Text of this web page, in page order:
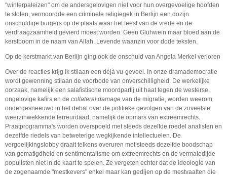
"winterpaleizen" om de andersgelovigen niet voor hun overgevoelige hoofden
te stoten, vermoordde een criminele religiegek in Berlijn een dozijn
onschuldige burgers op de plaats waar het feest van de vrede en de
verdraagzaamheid gevierd moest worden. Geen Glühwein maar bloed aan de
kerstboom in de naam van Allah. Levende waanzin voor dode teksten.
Op de kerstmarkt van Berlijn ging ook de onschuld van Angela Merkel verloren
Over de reacties krijg ik stilaan een déjà vu-gevoel. In onze dramademocratie
wordt gewenning stilaan de voorbode van onverschilligheid. De werkelijke
oorzaak, namelijk een salafistische moordpartij uit haat tegen de westerse
ongelovige kafirs en de collateral damage van de migratie, worden weerom
ondergesneeuwd in het debat over de politieke gevolgen van de zoveelste
weerzinwekkende terreurdaad, namelijk de opmars van extreemrechts.
Praatprogramma's worden overspoeld met steeds dezelfde roedel analisten en
dezelfde riedels van betweterige wegkijkende intellectuelen. De
vergoelijkingslobby draait telkens overuren met steeds dezelfde boodschap
van gematigdheid en sentimentalisme om extreemrechts en de vermaledijde
populisten niet in de kaart te spelen. Ze vergeten echter dat de ideologie van
de zogenaamde "mestkevers" enkel maar kan gedijen op de mestvaalten die